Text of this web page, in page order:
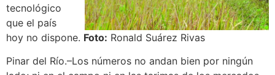
tecnológico
que el país
hoy no dispone. Foto: Ronald Suárez Rivas
Pinar del Río.–Los números no andan bien por ningún